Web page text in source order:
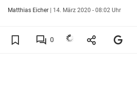
Matthias Eicher | 14. März 2020 - 08:02 Uhr
0